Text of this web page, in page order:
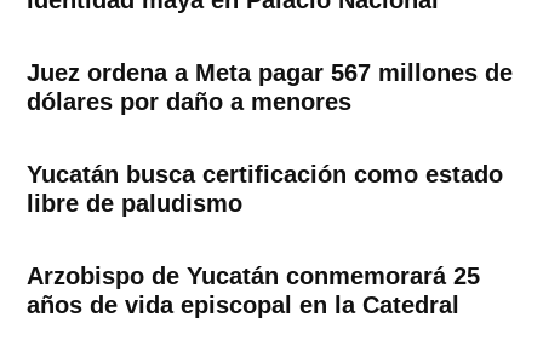
Juez ordena a Meta pagar 567 millones de
dólares por daño a menores
Yucatán busca certificación como estado
libre de paludismo
Arzobispo de Yucatán conmemorará 25
años de vida episcopal en la Catedral